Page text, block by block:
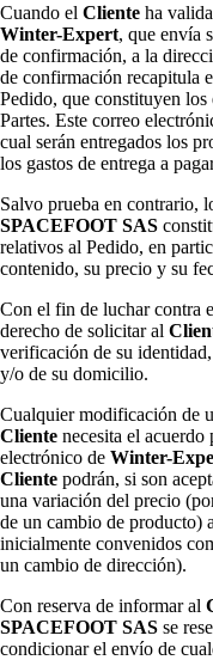
Cuando el Cliente ha
Winter-Expert, que envía
de confirmación, a la
de confirmación recapitula
Pedido, que constituyen los
Partes. Este correo
cual serán entregados los
los gastos de entrega a
Salvo prueba en contrario,
SPACEFOOT SAS
relativos al Pedido, en
contenido, su precio y su
Con el fin de luchar contra
derecho de solicitar al
verificación de su
y/o de su domicilio.
Cualquier modificación de
Cliente necesita el
electrónico de Winter-
Cliente podrán, si son
una variación del precio
de un cambio de producto)
inicialmente convenidos
un cambio de dirección).
Con reserva de informar al
SPACEFOOT SAS se
condicionar el envío de